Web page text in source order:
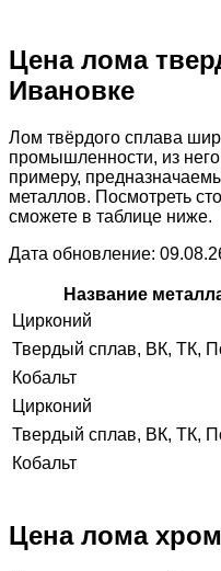
Цена лома
Ивановке
Лом твёрдого сплава
промышленности, из него
примеру,
металлов. Посмотреть
сможете в таблице ниже.
Дата обновление:
Название
Цирконий
Твердый сплав, ВК, ТК,
Кобальт
Цирконий
Твердый сплав, ВК, ТК,
Кобальт
Цена лома